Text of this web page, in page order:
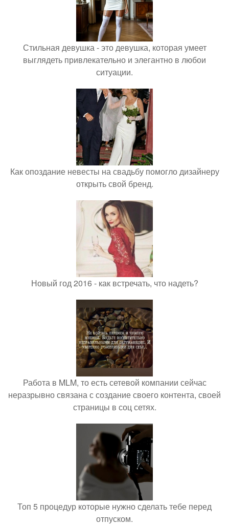
Стильная девушка - это девушка, которая умеет
выглядеть привлекательно и элегантно в любои
ситуации.
Как опоздание невесты на свадьбу помогло дизайнеру
открыть свой бренд.
Новый год 2016 - как встречать, что надеть?
Работа в MLM, то есть сетевой компании сейчас
неразрывно связана с создание своего контента, своей
страницы в соц сетях.
Топ 5 процедур которые нужно сделать тебе перед
отпуском.